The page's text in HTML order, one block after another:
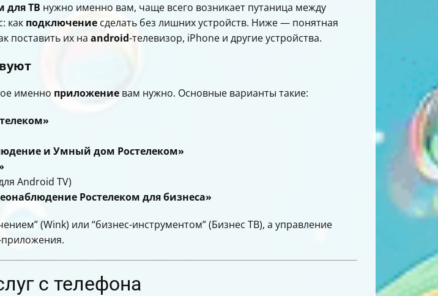
для ТВ нужно именно вам, чаще всего возникает путаница между
как подключение сделать без лишних устройств. Ниже — понятная
поставить их на android-телевизор, iPhone и другие устройства.
именно приложение вам нужно. Основные варианты такие:
и Умный дом Ростелеком»
Android TV)
Ростелеком для бизнеса»
(Wink) или “бизнес-инструментом” (Бизнес ТВ), а управление
с телефона